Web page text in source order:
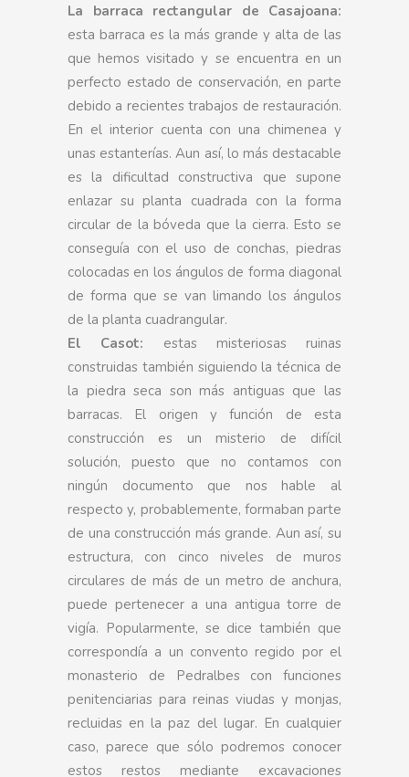
La barraca rectangular de Casajoana:
esta barraca es la más grande y alta de las
que hemos visitado y se encuentra en un
perfecto estado de conservación, en parte
debido a recientes trabajos de restauración.
En el interior cuenta con una chimenea y
unas estanterías. Aun así, lo más destacable
es la dificultad constructiva que supone
enlazar su planta cuadrada con la forma
circular de la bóveda que la cierra. Esto se
conseguía con el uso de conchas, piedras
colocadas en los ángulos de forma diagonal
de forma que se van limando los ángulos
de la planta cuadrangular.
El Casot: estas misteriosas ruinas
construidas también siguiendo la técnica de
la piedra seca son más antiguas que las
barracas. El origen y función de esta
construcción es un misterio de difícil
solución, puesto que no contamos con
ningún documento que nos hable al
respecto y, probablemente, formaban parte
de una construcción más grande. Aun así, su
estructura, con cinco niveles de muros
circulares de más de un metro de anchura,
puede pertenecer a una antigua torre de
vigía. Popularmente, se dice también que
correspondía a un convento regido por el
monasterio de Pedralbes con funciones
penitenciarias para reinas viudas y monjas,
recluidas en la paz del lugar. En cualquier
caso, parece que sólo podremos conocer
estos restos mediante excavaciones